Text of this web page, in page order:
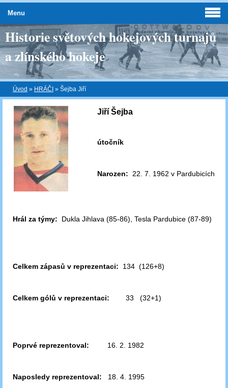
Historie světových hokejových turnajů
a zlínského hokeje
Úvod » HRÁČI » Šejba Jiří
Jiří Šejba
útočník
Narozen: 22. 7. 1962 v Pardubicích
Hrál za týmy: Dukla Jihlava (85-86), Tesla Pardubice (87-89)
Celkem zápasů v reprezentaci: 134 (126+8)
Celkem gólů v reprezentaci: 33 (32+1)
Poprvé reprezentoval: 16. 2. 1982
Naposledy reprezentoval: 18. 4. 1995
Menu